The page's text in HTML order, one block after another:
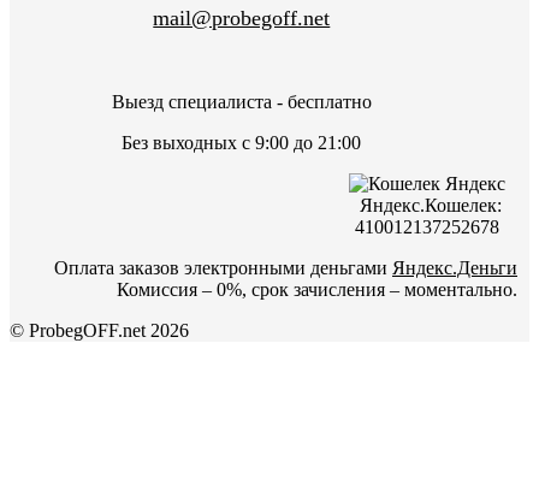
mail@probegoff.net
Выезд специалиста - бесплатно
Без выходных с 9:00 до 21:00
Яндекс.Кошелек:
410012137252678
Оплата заказов электронными деньгами Яндекс.Деньги
Комиссия – 0%, срок зачисления – моментально.
© ProbegOFF.net 2026